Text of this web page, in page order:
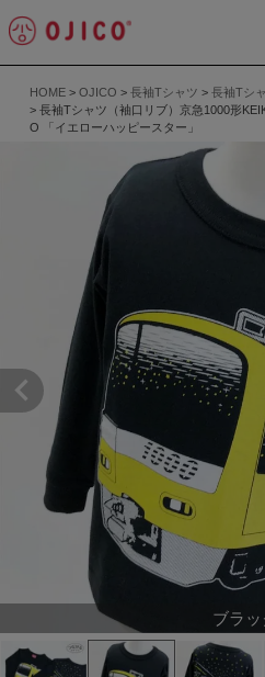
HOME OJICO 長袖Tシャツ
長袖Tシ
長袖Tシャツ（袖口リブ）京急1000形
O 「イエローハッピースター」
ブラッ